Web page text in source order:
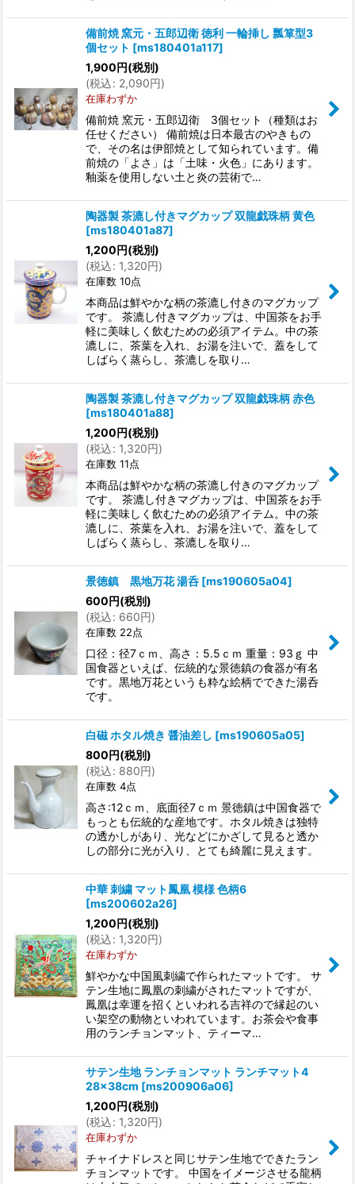
備前焼 窯元・五郎辺衛 徳利 一輪挿し 瓢箪型3
個セット [ms180401a117]
1,900円(税別)
(税込: 2,090円)
在庫わずか
備前焼 窯元・五郎辺衛 3個セット（種類はお
任せください） 備前焼は日本最古のやきもの
で、その名は伊部焼として知られています。備
前焼の「よさ」は「土味・火色」にあります。
釉薬を使用しない土と炎の芸術で…
陶器製 茶漉し付きマグカップ 双龍戯珠柄 黄色
[ms180401a87]
1,200円(税別)
(税込: 1,320円)
在庫数 10点
本商品は鮮やかな柄の茶漉し付きのマグカップ
です。 茶漉し付きマグカップは、中国茶をお手
軽に美味しく飲むための必須アイテム。中の茶
漉しに、茶葉を入れ、お湯を注いで、蓋をして
しばらく蒸らし、茶漉しを取り…
陶器製 茶漉し付きマグカップ 双龍戯珠柄 赤色
[ms180401a88]
1,200円(税別)
(税込: 1,320円)
在庫数 11点
本商品は鮮やかな柄の茶漉し付きのマグカップ
です。 茶漉し付きマグカップは、中国茶をお手
軽に美味しく飲むための必須アイテム。中の茶
漉しに、茶葉を入れ、お湯を注いで、蓋をして
しばらく蒸らし、茶漉しを取り…
景徳鎮 黒地万花 湯呑 [ms190605a04]
600円(税別)
(税込: 660円)
在庫数 22点
口径：径7ｃｍ、高さ：5.5ｃｍ 重量：93ｇ 中
国食器といえば、伝統的な景徳鎮の食器が有名
です。黒地万花というも粋な絵柄でできた湯呑
です。
白磁 ホタル焼き 醤油差し [ms190605a05]
800円(税別)
(税込: 880円)
在庫数 4点
高さ:12ｃｍ、底面径7ｃｍ 景徳鎮は中国食器で
もっとも伝統的な産地です。ホタル焼きは独特
の透かしがあり、光などにかざして見ると透か
しの部分に光が入り、とても綺麗に見えます。
中華 刺繍 マット鳳凰 模様 色柄6
[ms200602a26]
1,200円(税別)
(税込: 1,320円)
在庫わずか
鮮やかな中国風刺繍で作られたマットです。 サ
テン生地に鳳凰の刺繍がされたマットですが、
鳳凰は幸運を招くといわれる吉祥ので縁起のい
い架空の動物といわれています。お茶会や食事
用のランチョンマット、ティーマ…
サテン生地 ランチョンマット ランチマット4
28×38cm [ms200906a06]
1,200円(税別)
(税込: 1,320円)
在庫わずか
チャイナドレスと同じサテン生地でできたラン
チョンマットです。 中国をイメージさせる龍柄